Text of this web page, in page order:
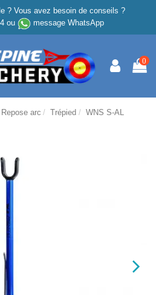
? Vous avez besoin de conseils ?
ou message WhatsApp
0
Repose arc Trépied WNS S-AL